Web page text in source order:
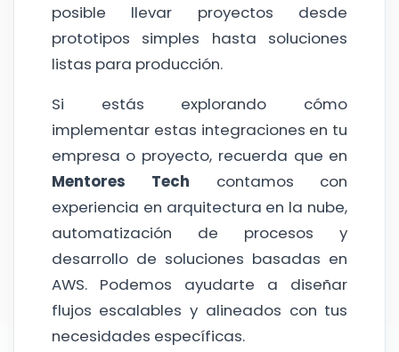
posible llevar proyectos desde
prototipos simples hasta soluciones
listas para producción.
Si estás explorando cómo
implementar estas integraciones en tu
empresa o proyecto, recuerda que en
Mentores Tech contamos con
experiencia en arquitectura en la nube,
automatización de procesos y
desarrollo de soluciones basadas en
AWS. Podemos ayudarte a diseñar
flujos escalables y alineados con tus
necesidades específicas.